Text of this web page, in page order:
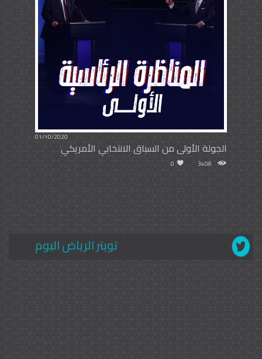
01/10/2020
الجولة الأولى من السباق الانتخابي الأمريكي
3408
0
تويتر الرياض اليوم